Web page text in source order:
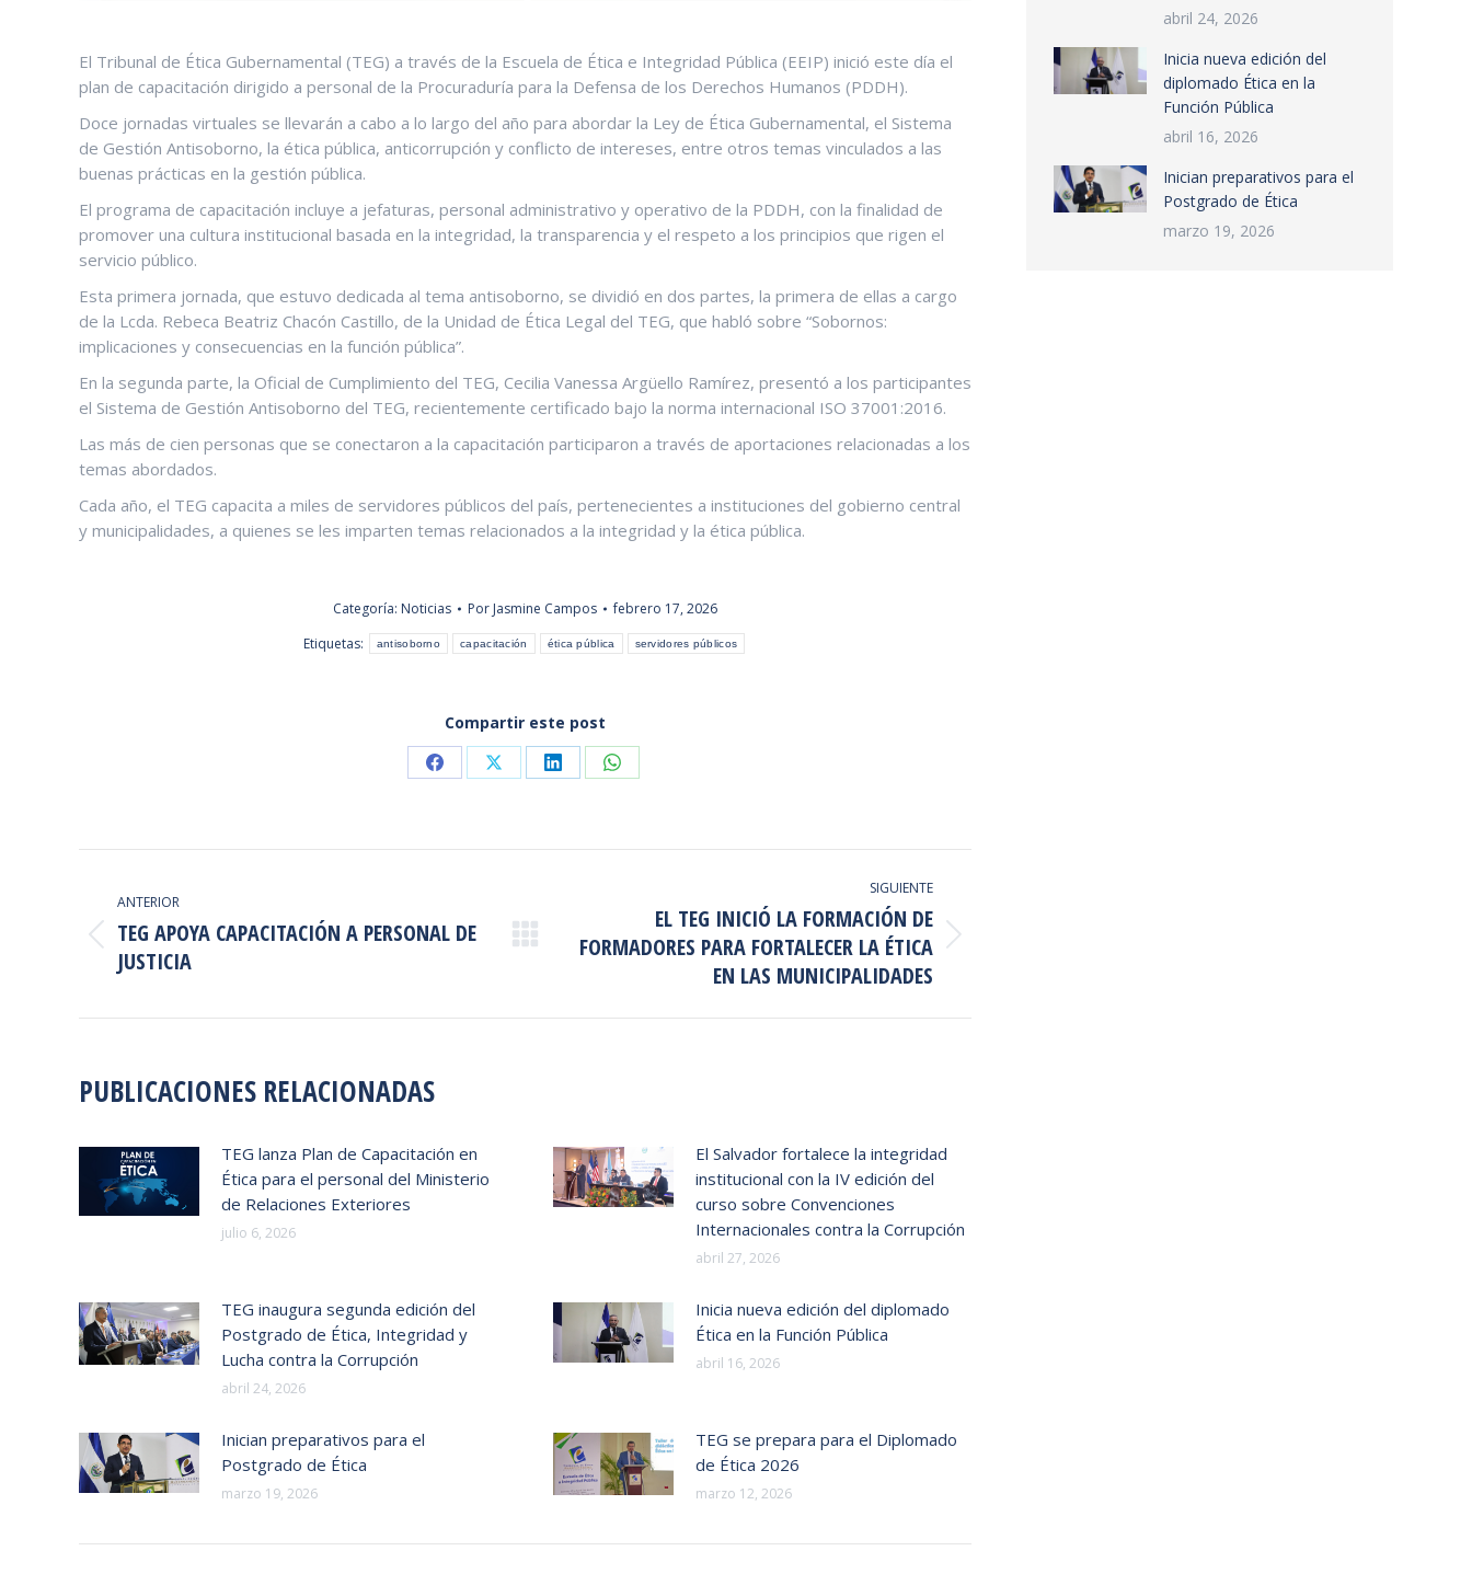
El Tribunal de Ética Gubernamental (TEG) a través de la Escuela de Ética e Integridad Pública (EEIP) inició este día el
plan de capacitación dirigido a personal de la Procuraduría para la Defensa de los Derechos Humanos (PDDH).
Doce jornadas virtuales se llevarán a cabo a lo largo del año para abordar la Ley de Ética Gubernamental, el Sistema
de Gestión Antisoborno, la ética pública, anticorrupción y conflicto de intereses, entre otros temas vinculados a las
buenas prácticas en la gestión pública.
El programa de capacitación incluye a jefaturas, personal administrativo y operativo de la PDDH, con la finalidad de
promover una cultura institucional basada en la integridad, la transparencia y el respeto a los principios que rigen el
servicio público.
Esta primera jornada, que estuvo dedicada al tema antisoborno, se dividió en dos partes, la primera de ellas a cargo
de la Lcda. Rebeca Beatriz Chacón Castillo, de la Unidad de Ética Legal del TEG, que habló sobre “Sobornos:
implicaciones y consecuencias en la función pública”.
En la segunda parte, la Oficial de Cumplimiento del TEG, Cecilia Vanessa Argüello Ramírez, presentó a los participantes
el Sistema de Gestión Antisoborno del TEG, recientemente certificado bajo la norma internacional ISO 37001:2016.
Las más de cien personas que se conectaron a la capacitación participaron a través de aportaciones relacionadas a los
temas abordados.
Cada año, el TEG capacita a miles de servidores públicos del país, pertenecientes a instituciones del gobierno central
y municipalidades, a quienes se les imparten temas relacionados a la integridad y la ética pública.
Categoría: Noticias Por Jasmine Campos
febrero 17, 2026
Etiquetas:
antisoborno capacitación ética pública servidores públicos
Compartir este post
Share
Facebook
Share
X
Share
LinkedIn
Share
WhatsApp
ENTRE
PUBLICACIONES
ANTERIOR
Publicación
anterior:
TEG APOYA CAPACITACIÓN A PERSONAL DE
JUSTICIA
SIGUIENTE
Publicación
EL TEG INICIÓ LA FORMACIÓN DE
FORMADORES PARA FORTALECER LA ÉTICA
EN LAS MUNICIPALIDADES
PUBLICACIONES RELACIONADAS
TEG lanza Plan de Capacitación en
Ética para el personal del Ministerio
de Relaciones Exteriores
julio 6, 2026
El Salvador fortalece la integridad
institucional con la IV edición del
curso sobre Convenciones
Internacionales contra la Corrupción
abril 27, 2026
TEG inaugura segunda edición del
Postgrado de Ética, Integridad y
Lucha contra la Corrupción
abril 24, 2026
Inicia nueva edición del diplomado
Ética en la Función Pública
abril 16, 2026
Inician preparativos para el
Postgrado de Ética
marzo 19, 2026
TEG se prepara para el Diplomado
de Ética 2026
marzo 12, 2026
abril 24, 2026
Inicia nueva edición del
diplomado Ética en la
Función Pública
abril 16, 2026
Inician preparativos para el
Postgrado de Ética
marzo 19, 2026